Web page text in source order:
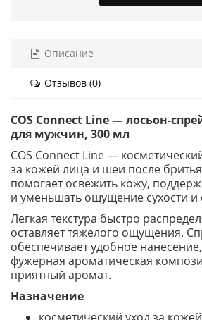
Описание
Отзывов (0)
COS Connect Line — лосьон-
для мужчин, 300 мл
COS Connect Line —
за кожей лица и шеи после
помогает освежить кожу,
и уменьшать ощущение сухости и
Легкая текстура быстро
оставляет тяжелого ощущения.
обеспечивает удобное
фужерная ароматическая
приятный аромат.
Назначение